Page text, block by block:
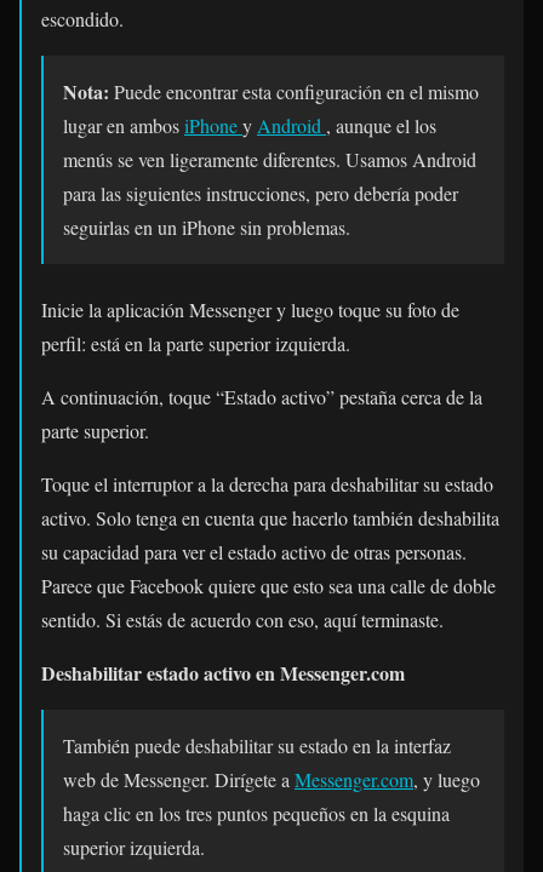
escondido.
Nota: Puede encontrar esta configuración en el mismo
lugar en ambosiPhoney Android , aunque el los
menús se ven ligeramente diferentes. Usamos Android
para las siguientes instrucciones, pero debería poder
seguirlas en un iPhone sin problemas.
Inicie la aplicación Messenger y luego toque su foto de
perfil: está en la parte superior izquierda.
A continuación, toque “Estado activo” pestaña cerca de la
parte superior.
Toque el interruptor a la derecha para deshabilitar su estado
activo. Solo tenga en cuenta que hacerlo también deshabilita
su capacidad para ver el estado activo de otras personas.
Parece que Facebook quiere que esto sea una calle de doble
sentido. Si estás de acuerdo con eso, aquí terminaste.
Deshabilitar estado activo en Messenger.com
También puede deshabilitar su estado en la interfaz
web de Messenger. Dirígete a Messenger.com, y luego
haga clic en los tres puntos pequeños en la esquina
superior izquierda.